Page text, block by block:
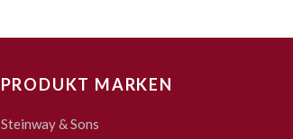
PRODUKT MARKEN
Steinway & Sons